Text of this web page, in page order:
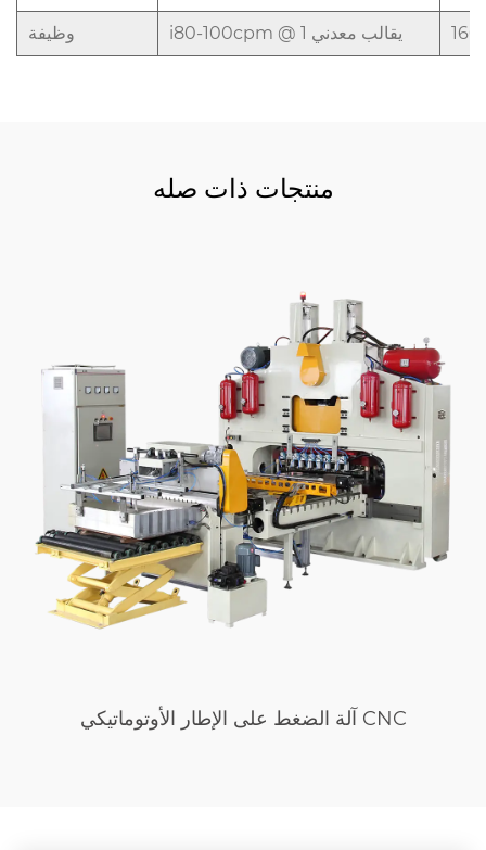
وظيفة i80-100cpm @ 1 يقالب معدني
منتجات ذات صله
آلة الضغط على الإطار الأوتوماتيكي CNC